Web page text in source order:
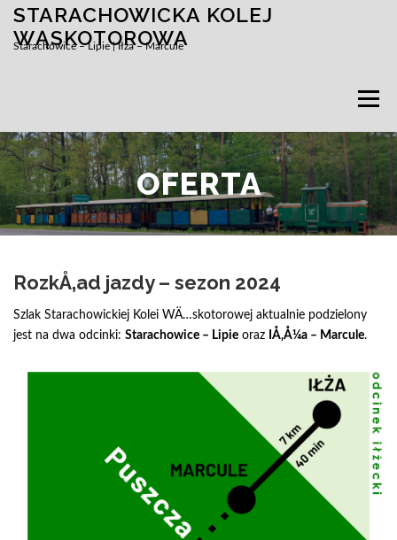
Przejdź
treści
STARACHOWICKA KOLEJ
WĄSKOTOROWA
Starachowice – Lipie | Iłża – Marcule
Menu
OFERTA
RozkÅ‚ad jazdy – sezon 2024
Szlak Starachowickiej Kolei WÄ…skotorowej aktualnie podzielony
jest na dwa odcinki: Starachowice – Lipie oraz IÅ‚Å¼a – Marcule.